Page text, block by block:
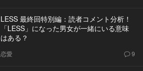
LESS 最終回特別編：読者コメント分析！
「LESS」になった男女が一緒にいる意味
はある？
恋愛 9